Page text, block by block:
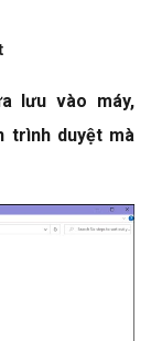
lưu vào máy,
trình duyệt mà